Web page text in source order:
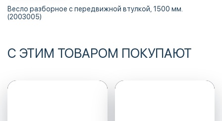
Весло разборное с передвижной втулкой, 1500 мм.
(2003005)
С ЭТИМ ТОВАРОМ ПОКУПАЮТ